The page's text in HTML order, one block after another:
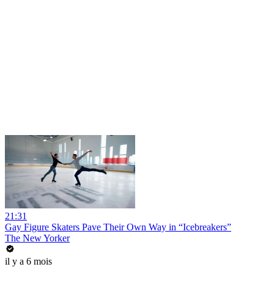
21:31
Gay Figure Skaters Pave Their Own Way in “Icebreakers”
The New Yorker
il y a 6 mois